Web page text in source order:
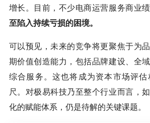
增长。目前，不少电商运营服务商业
至陷入持续亏损的困境。
可以预见，未来的竞争将更聚焦于为
期价值创造能力，包括品牌建设、全
综合服务。这也将成为资本市场评
尺。对极易科技乃至整个行业而言，
化的赋能体系，仍是待解的关键课题。